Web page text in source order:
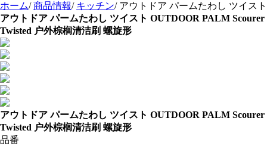
ホーム/ 商品情報/ キッチン/ アウトドア パームたわし ツイスト
アウトドア パームたわし ツイスト OUTDOOR PALM Scourer
Twisted 户外棕榈清洁刷 螺旋形
アウトドア パームたわし ツイスト OUTDOOR PALM Scourer
Twisted 户外棕榈清洁刷 螺旋形
品番